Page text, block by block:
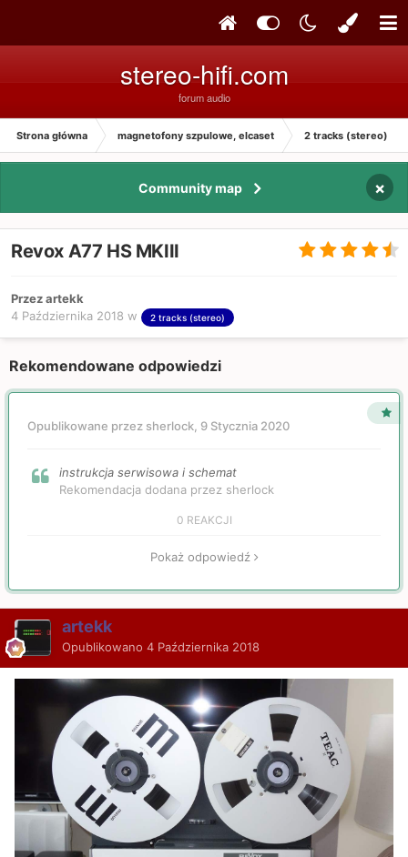
stereo-hifi.com
forum audio
Strona główna magnetofony szpulowe, elcaset 2 tracks (stereo)
Community map ×
Revox A77 HS MKIII
Przez artekk
4 Października 2018 w 2 tracks (stereo)
Rekomendowane odpowiedzi
Opublikowane przez sherlock, 9 Stycznia 2020
instrukcja serwisowa i schemat
Rekomendacja dodana przez sherlock
0 REAKCJI
Pokaż odpowiedź
artekk
Opublikowano 4 Października 2018